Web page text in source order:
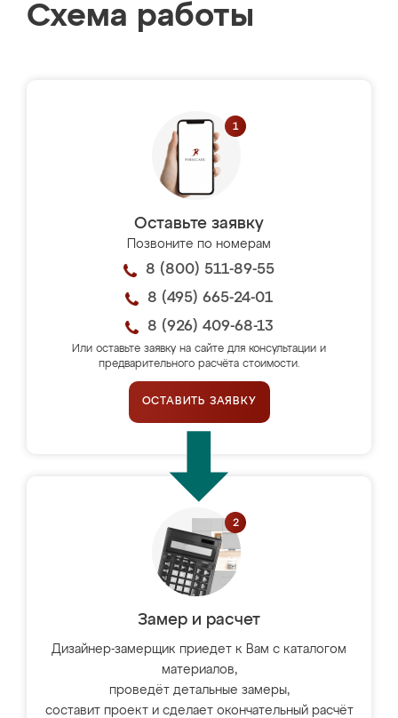
Схема работы
Оставьте заявку
Позвоните по номерам
8 (800) 511-89-55
8 (495) 665-24-01
8 (926) 409-68-13
Или оставьте заявку на сайте для консультации и
предварительного расчёта стоимости.
ОСТАВИТЬ ЗАЯВКУ
Замер и расчет
Дизайнер-замерщик приедет к Вам с каталогом
материалов,
проведёт детальные замеры,
составит проект и сделает окончательный расчёт